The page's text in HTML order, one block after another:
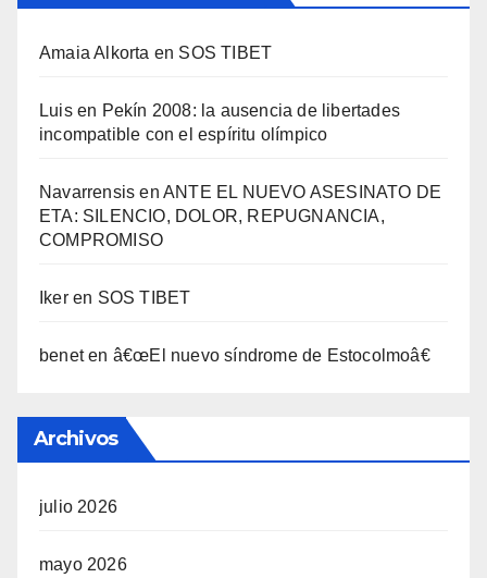
Amaia Alkorta en SOS TIBET
Luisen Pekí­n 2008: la ausencia de libertades
incompatible con el espí­ritu olí­mpico
Navarrensis enANTE EL NUEVO ASESINATO DE
ETA: SILENCIO, DOLOR, REPUGNANCIA,
COMPROMISO
Ikeren SOS TIBET
beneten â€œEl nuevo sí­ndrome de Estocolmoâ€
Archivos
julio 2026
mayo 2026